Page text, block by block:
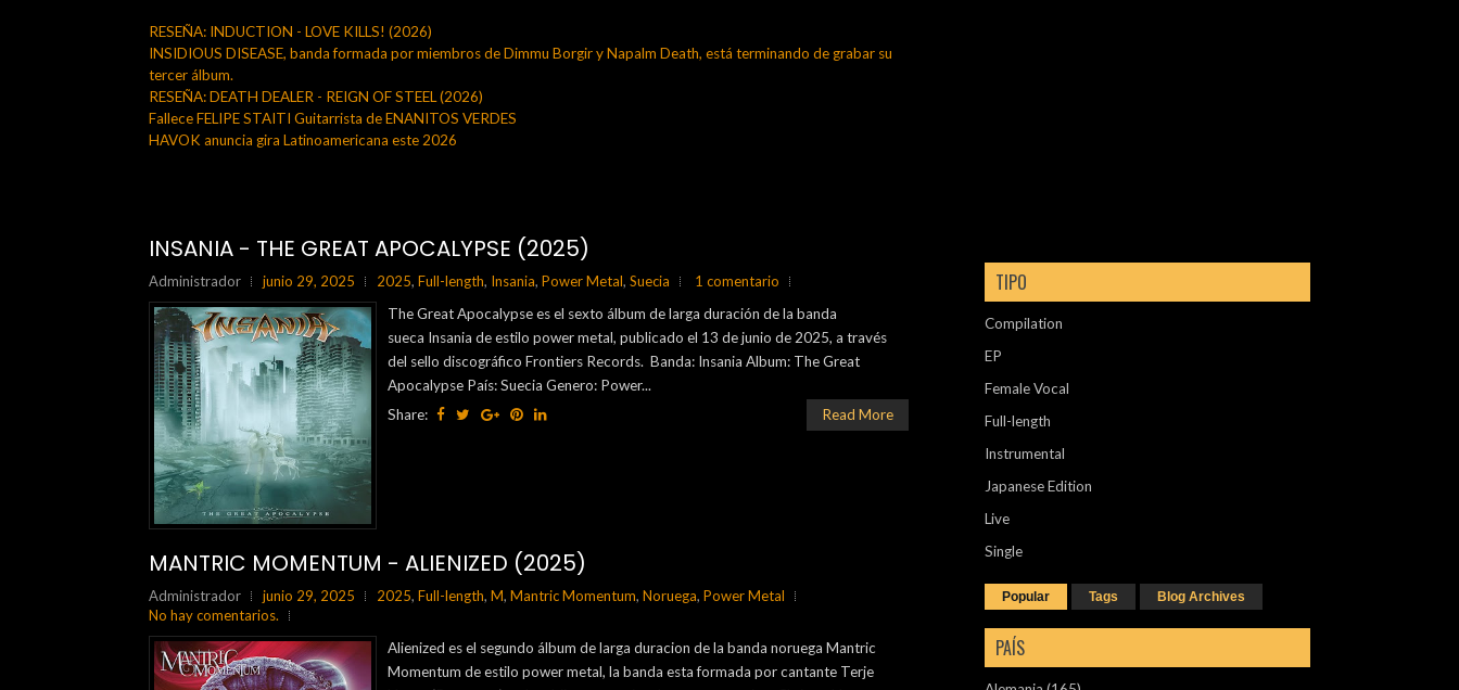
RESEÑA: INDUCTION - LOVE KILLS! (2026)
INSIDIOUS DISEASE, banda formada por miembros de Dimmu Borgir y Napalm Death, está terminando de grabar su
tercer álbum.
RESEÑA: DEATH DEALER - REIGN OF STEEL (2026)
Fallece FELIPE STAITI Guitarrista de ENANITOS VERDES
HAVOK anuncia gira Latinoamericana este 2026
INSANIA - THE GREAT APOCALYPSE (2025)
Administrador junio 29, 2025 2025, Full-length, Insania, Power Metal, Suecia
1 comentario
The Great Apocalypse es el sexto álbum de larga duración de la banda
sueca Insania de estilo power metal, publicado el 13 de junio de 2025, a través
del sello discográfico Frontiers Records. Banda: Insania Album: The Great
Apocalypse País: Suecia Genero: Power...
Share:
Read More
MANTRIC MOMENTUM - ALIENIZED (2025)
Administrador junio 29, 2025 2025, Full-length, M, Mantric Momentum, Noruega, Power Metal
No hay comentarios.
Alienized es el segundo álbum de larga duracion de la banda noruega Mantric
Momentum de estilo power metal, la banda esta formada por cantante Terje
TIPO
Compilation
EP
Female Vocal
Full-length
Instrumental
Japanese Edition
Live
Single
Popular Tags Blog Archives
PAÍS